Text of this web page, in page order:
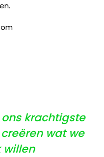
krachtigste
wat we
willen